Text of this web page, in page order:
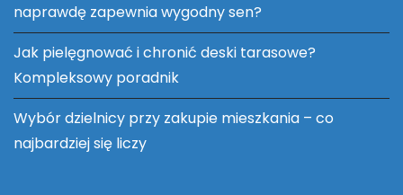
naprawdę zapewnia wygodny sen?
Jak pielęgnować i chronić deski tarasowe?
Kompleksowy poradnik
Wybór dzielnicy przy zakupie mieszkania – co
najbardziej się liczy